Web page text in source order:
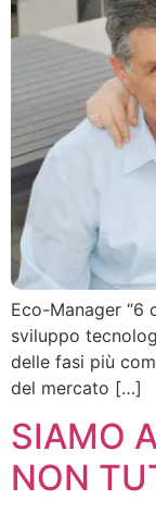
Eco-Manager
sviluppo
delle fasi più
del mercato […]
SIAMO
NON